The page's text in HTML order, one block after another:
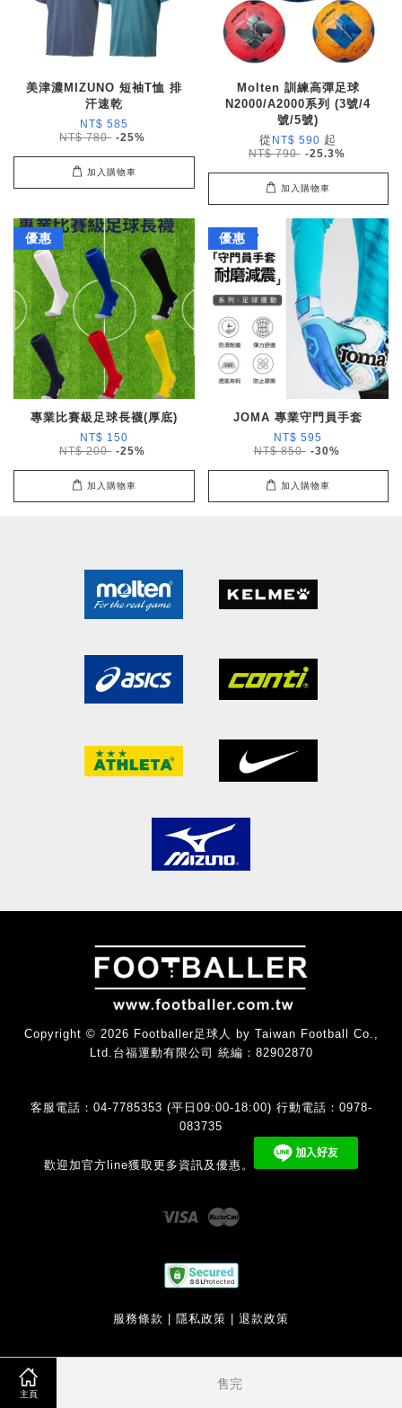
主頁
售完
美津濃MIZUNO 短袖T恤 排
汗速乾
NT$ 585
NT$ 780 -25%
加入購物車
Molten 訓練高彈足球
N2000/A2000系列 (3號/4
號/5號)
從 NT$ 590 起
NT$ 790 -25.3%
加入購物車
優惠
專業比賽級足球長襪(厚底)
NT$ 150
NT$ 200 -25%
加入購物車
優惠
JOMA 專業守門員手套
NT$ 595
NT$ 850 -30%
加入購物車
Copyright © 2026 Footballer足球人 by Taiwan Football Co.,
Ltd.台福運動有限公司 統編：82902870
客服電話：04-7785353 (平日09:00-18:00) 行動電話：0978-
083735
歡迎加官方line獲取更多資訊及優惠。
Visa
服務條款 隱私政策 退款政策